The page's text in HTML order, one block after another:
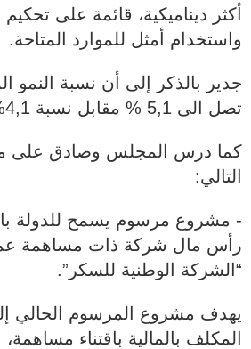
أكثر ديناميكية، قائمة على
واستخدام أمثل للموارد المتاحة.
تصل الى 5,1 % مقابل نسبة 4,1% سنة 2025
كما درس المجلس وصادق على
التالي:
‐ مشروع مرسوم يسمح للدولة
رأس مال شركة ذات مساهمة
“الشركة الوطنية للسكر”.
يهدف مشروع المرسوم الحالي
المكلف بالمالية باقتناء